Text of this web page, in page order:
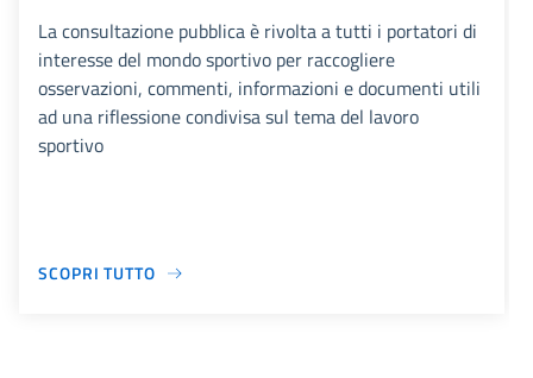
La consultazione pubblica è rivolta a tutti i portatori di
interesse del mondo sportivo per raccogliere
osservazioni, commenti, informazioni e documenti utili
ad una riflessione condivisa sul tema del lavoro
sportivo
SCOPRI TUTTO